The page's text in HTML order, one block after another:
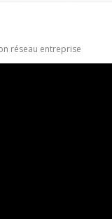
réseau entreprise